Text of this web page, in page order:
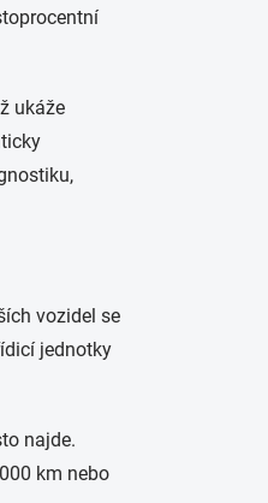
ukáže
vozidel se
jednotky
najde.
km nebo